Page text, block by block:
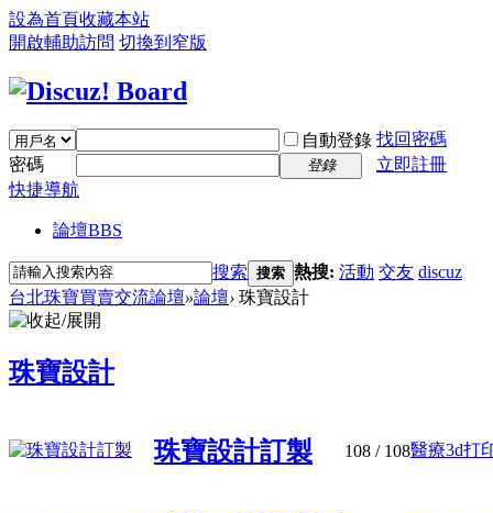
設為首頁收藏本站
開啟輔助訪問 切換到窄版
自動登錄 找回密碼
密碼
登錄
立即註冊
快捷導航
論壇BBS
搜索 搜索 熱搜: 活動 交友 discuz
台北珠寶買賣交流論壇»論壇› 珠寶設計
珠寶設計
珠寶設計訂製 108 / 108醫療3d打